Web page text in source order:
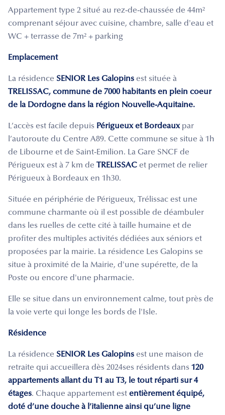
Appartement type 2 situé au rez-de-chaussée de 44m²
comprenant séjour avec cuisine, chambre, salle d'eau et
WC + terrasse de 7m² + parking
Emplacement
La résidence SENIOR Les Galopins est située à
TRELISSAC, commune de 7000 habitants en plein coeur
de la Dordogne dans la région Nouvelle-Aquitaine.
L’accès est facile depuis Périgueux et Bordeauxpar
l’autoroute du Centre A89. Cette commune se situe à 1h
de Libourne et de Saint-Emilion. La Gare SNCF de
Périgueux est à 7 km de TRELISSAC et permet de relier
Périgueux à Bordeaux en 1h30.
Située en périphérie de Périgueux, Trélissac est une
commune charmante où il est possible de déambuler
dans les ruelles de cette cité à taille humaine et de
profiter des multiples activités dédiées aux séniors et
proposées par la mairie. La résidence Les Galopins se
situe à proximité de la Mairie, d'une supérette, de la
Poste ou encore d'une pharmacie.
Elle se situe dans un environnement calme, tout près de
la voie verte qui longe les bords de l'Isle.
Résidence
La résidence SENIOR Les Galopins est une maison de
retraite qui accueillera dès 2024ses résidents dans 120
appartements allant du T1 au T3, le tout réparti sur 4
étages. Chaque appartement est entièrement équipé,
doté d’une douche à l’italienne ainsi qu’une ligne